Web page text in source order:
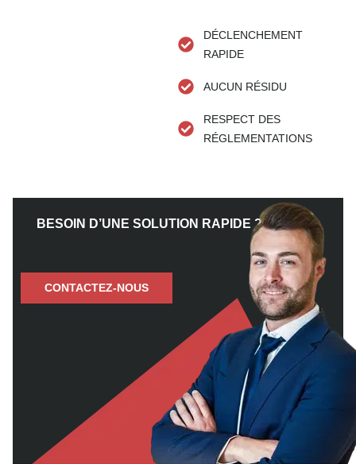
DÉCLENCHEMENT
RAPIDE
AUCUN RÉSIDU
RESPECT DES
RÉGLEMENTATIONS
BESOIN D’UNE SOLUTION RAPIDE ?
CONTACTEZ-NOUS